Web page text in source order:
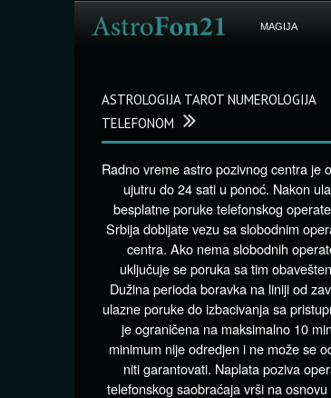
MAGIJA
ASTROLOGIJA TAROT NUMEROLOGIJA
TELEFONOM
Radno vreme astro pozivnog centra je
ujutru do 24 sati u ponoć. Nakon
besplatne poruke telefonskog
Srbija dobijate vezu sa slobodnim
centra. Ako nema slobodnih
uključuje se poruka sa tim
Dužina perioda boravka na liniji od
ulazne poruke do izbacivanja sa
je ograničena na maksimalno 10
minimum nije odredjen i ne može se
niti garantovati. Naplata poziva
telefonskog saobraćaja vrši na osnovu